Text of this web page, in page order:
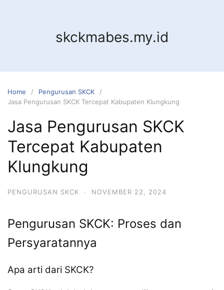
skckmabes.my.id
Home
Pengurusan SKCK
Jasa Pengurusan SKCK Tercepat Kabupaten Klungkung
Jasa Pengurusan SKCK
Tercepat Kabupaten
Klungkung
PENGURUSAN SKCK · NOVEMBER 22, 2024
Pengurusan SKCK: Proses dan
Persyaratannya
Apa arti dari SKCK?